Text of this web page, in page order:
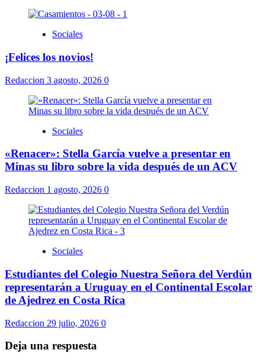
Sociales
¡Felices los novios!
Redaccion 3 agosto, 2026 0
Sociales
«Renacer»: Stella García vuelve a presentar en
Minas su libro sobre la vida después de un ACV
Redaccion 1 agosto, 2026 0
Sociales
Estudiantes del Colegio Nuestra Señora del Verdún
representarán a Uruguay en el Continental Escolar
de Ajedrez en Costa Rica
Redaccion 29 julio, 2026 0
Deja una respuesta